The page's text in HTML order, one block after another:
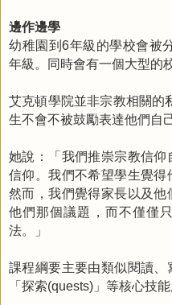
邊作邊學
幼稚園到6年級的學校會被
年級。同時會有一個大型的
艾克頓學院並非宗教相關的
生不會不被鼓勵表達他們自
她說：「我們推崇宗教信
信仰。我們不希望學生覺得
然而，我們覺得家長以及
他們那個議題，而不僅僅
法。」
課程綱要主要由類似閱讀
「探索(quests) 」等核心技能